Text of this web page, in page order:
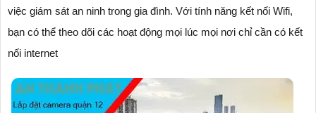
việc giám sát an ninh trong gia đình. Với tính năng kết nối Wifi,
bạn có thể theo dõi các hoạt động mọi lúc mọi nơi chỉ cần có kết
nối internet